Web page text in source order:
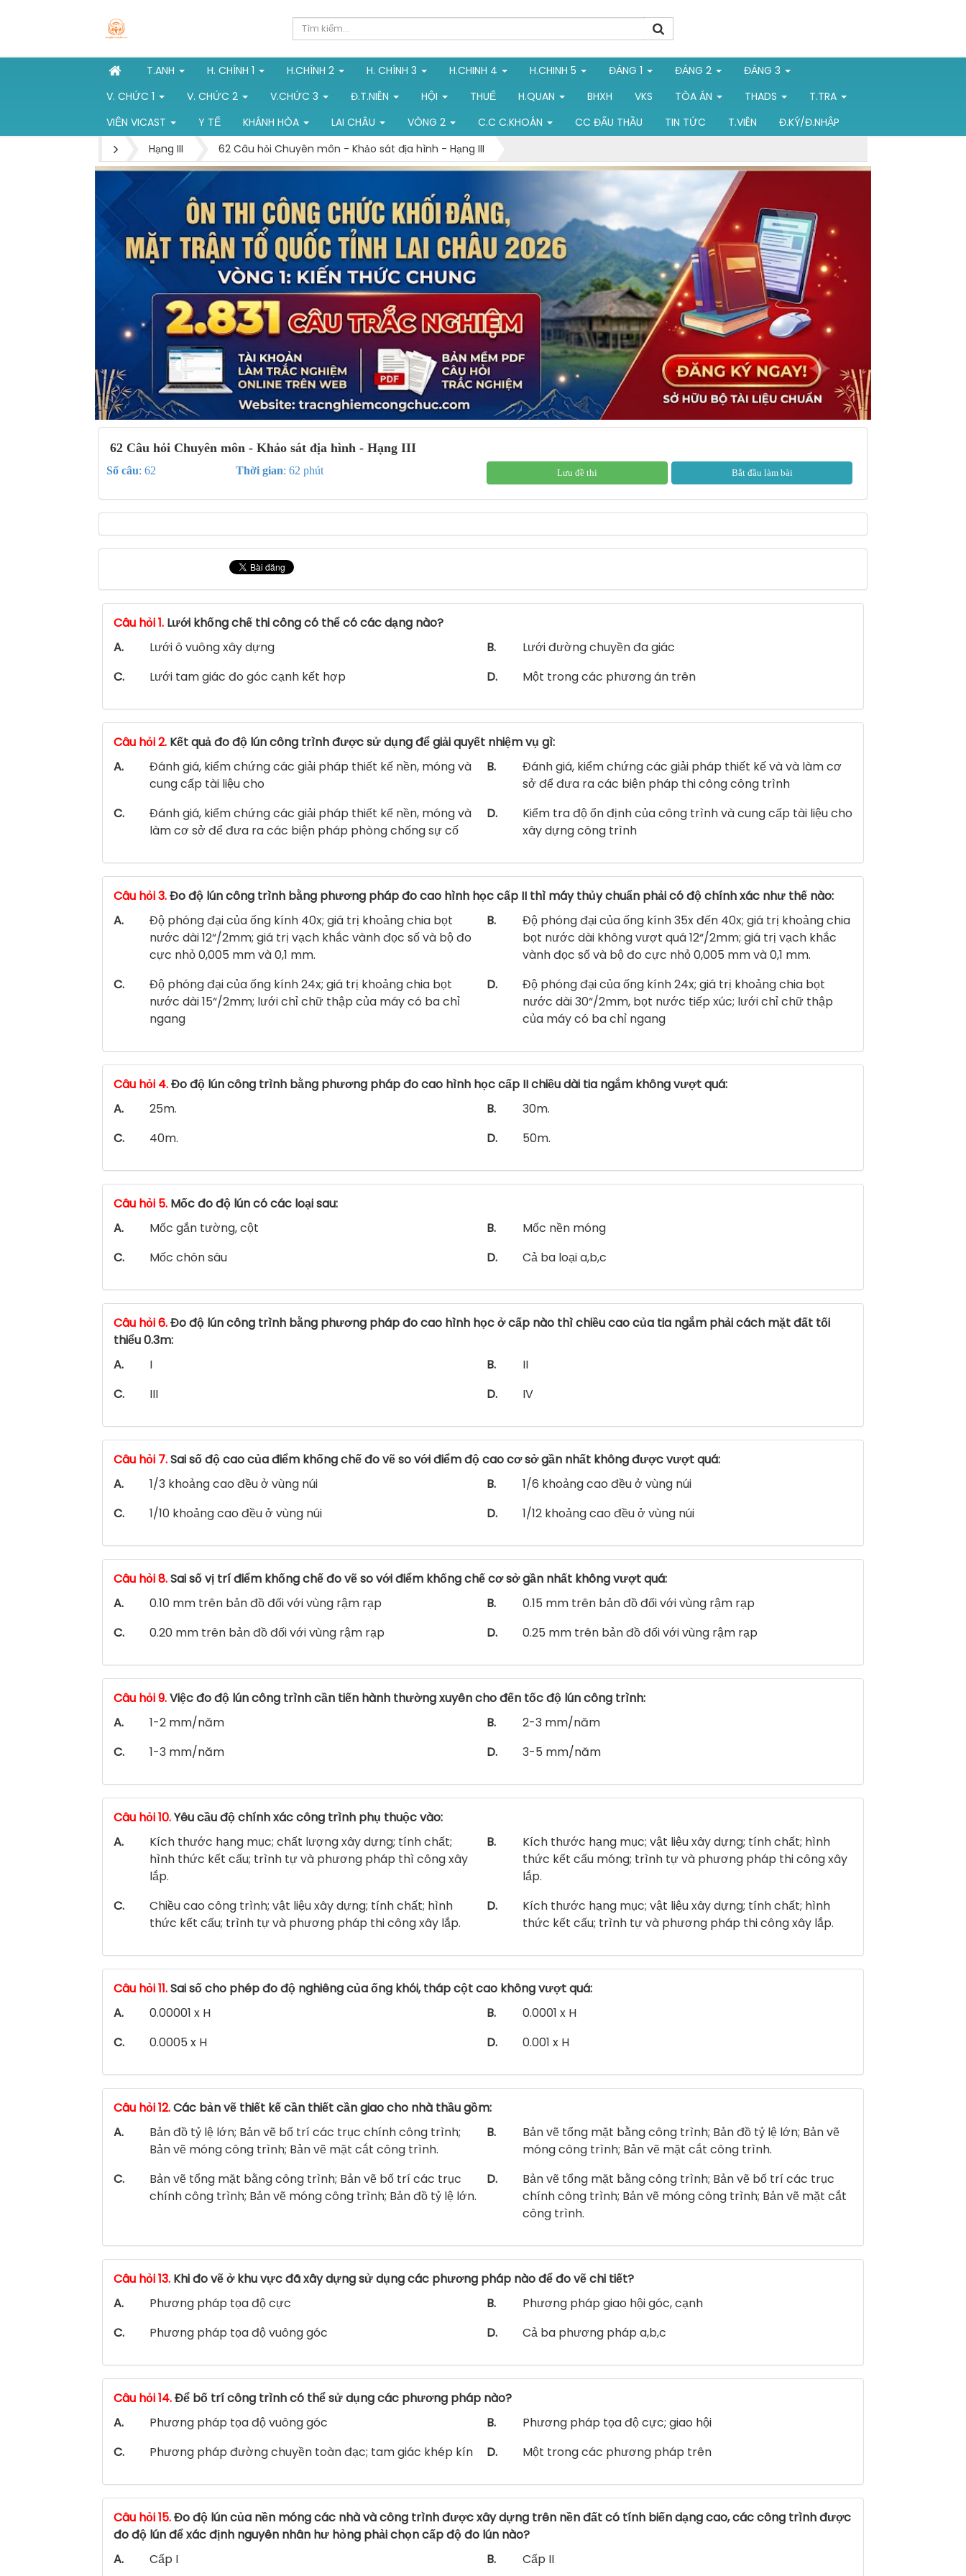
T.ANH H. CHÍNH 1 H.CHÍNH 2 H. CHÍNH 3 H.CHINH 4 H.CHINH 5 ĐẢNG 1 ĐẢNG 2
ĐẢNG 3
V. CHỨC 1
V. CHỨC 2 V.CHỨC 3 Đ.T.NIÊN HỘI THUẾ H.QUAN BHXH VKS TÒA ÁN THADS
T.TRA
VIỆN VICAST
Y TẾ KHÁNH HÒA LAI CHÂU VÒNG 2 C.C C.KHOÁN CC ĐẤU THẦU TIN TỨC T.VIÊN
Đ.KÝ/Đ.NHẬP
Hạng III
62 Câu hỏi Chuyên môn - Khảo sát địa hình - Hạng III
62 Câu hỏi Chuyên môn - Khảo sát địa hình - Hạng III
Số câu: 62 Thời gian: 62 phút Lưu đề thi Bắt đầu làm bài
Câu hỏi 1. Lưới khống chế thi công có thể có các dạng nào?
A.
Lưới ô vuông xây dựng B.
Lưới đường chuyền đa giác
C.
Lưới tam giác đo góc cạnh kết hợp D. Một trong các phương án trên
Câu hỏi 2. Kết quả đo độ lún công trình được sử dụng để giải quyết nhiệm vụ gì:
A.
Đánh giá, kiểm chứng các giải pháp thiết kế nền, móng và
cung cấp tài liệu cho
B.
Đánh giá, kiểm chứng các giải pháp thiết kế và và làm cơ
sở để đưa ra các biện pháp thi công công trình
C.
Đánh giá, kiểm chứng các giải pháp thiết kế nền, móng và
làm cơ sở để đưa ra các biện pháp phòng chống sự cố
D.
Kiểm tra độ ổn định của công trình và cung cấp tài liệu cho
xây dựng công trình
Câu hỏi 3.Đo độ lún công trình bằng phương pháp đo cao hình học cấp II thì máy thủy chuẩn phải có độ chính xác như thế nào:
A.
Độ phóng đại của ống kính 40x; giá trị khoảng chia bọt
nước dài 12“/2mm; giá trị vạch khắc vành đọc số và bộ đo
cực nhỏ 0,005 mm và 0,1 mm.
B.
Độ phóng đại của ống kính 35x đến 40x; giá trị khoảng chia
bọt nước dài không vượt quá 12“/2mm; giá trị vạch khắc
vành đọc số và bộ đo cực nhỏ 0,005 mm và 0,1 mm.
C.
Độ phóng đại của ống kính 24x; giá trị khoảng chia bọt
nước dài 15“/2mm; lưới chỉ chữ thập của máy có ba chỉ
ngang
D.
Độ phóng đại của ống kính 24x; giá trị khoảng chia bọt
nước dài 30“/2mm, bọt nước tiếp xúc; lưới chỉ chữ thập
của máy có ba chỉ ngang
Câu hỏi 4.Đo độ lún công trình bằng phương pháp đo cao hình học cấp II chiều dài tia ngắm không vượt quá:
A.
25m. B.
30m.
C.
40m. D. 50m.
Câu hỏi 5. Mốc đo độ lún có các loại sau:
A.
Mốc gắn tường, cột B.
Mốc nền móng
C.
Mốc chôn sâu D. Cả ba loại a,b,c
Câu hỏi 6.Đo độ lún công trình bằng phương pháp đo cao hình học ở cấp nào thì chiều cao của tia ngắm phải cách mặt đất tối
thiểu 0.3m:
A.
I B.
II
C.
III D. IV
Câu hỏi 7.Sai số độ cao của điểm khống chế đo vẽ so với điểm độ cao cơ sở gần nhất không được vượt quá:
A.
1/3 khoảng cao đều ở vùng núi B.
1/6 khoảng cao đều ở vùng núi
C.
1/10 khoảng cao đều ở vùng núi D. 1/12 khoảng cao đều ở vùng núi
Câu hỏi 8.Sai số vị trí điểm khống chế đo vẽ so với điểm khống chế cơ sở gần nhất không vượt quá:
A.
0.10 mm trên bản đồ đối với vùng rậm rạp B.
0.15 mm trên bản đồ đối với vùng rậm rạp
C.
0.20 mm trên bản đồ đối với vùng rậm rạp D. 0.25 mm trên bản đồ đối với vùng rậm rạp
Câu hỏi 9.Việc đo độ lún công trình cần tiến hành thường xuyên cho đến tốc độ lún công trình:
A.
1-2 mm/năm B.
2-3 mm/năm
C.
1-3 mm/năm D. 3-5 mm/năm
Câu hỏi 10.Yêu cầu độ chính xác công trình phụ thuộc vào:
A.
Kích thước hạng mục; chất lượng xây dựng; tính chất;
hình thức kết cấu; trình tự và phương pháp thì công xây
lắp.
B.
Kích thước hạng mục; vật liệu xây dựng; tính chất; hình
thức kết cấu móng; trình tự và phương pháp thi công xây
lắp.
C.
Chiều cao công trình; vật liệu xây dựng; tính chất; hình
thức kết cấu; trình tự và phương pháp thi công xây lắp.
D.
Kích thước hạng mục; vật liệu xây dựng; tính chất; hình
thức kết cấu; trình tự và phương pháp thi công xây lắp.
Câu hỏi 11.Sai số cho phép đo độ nghiêng của ống khói, tháp cột cao không vượt quá:
A.
0.00001 x H B.
0.0001 x H
C.
0.0005 x H D. 0.001 x H
Câu hỏi 12.Các bản vẽ thiết kế cần thiết cần giao cho nhà thầu gồm:
A.
Bản đồ tỷ lệ lớn; Bản vẽ bố trí các trục chính công trình;
Bản vẽ móng công trình; Bản vẽ mặt cắt công trình.
B.
Bản vẽ tổng mặt bằng công trình; Bản đồ tỷ lệ lớn; Bản vẽ
móng công trình; Bản vẽ mặt cắt công trình.
C.
Bản vẽ tổng mặt bằng công trình; Bản vẽ bố trí các trục
chính công trình; Bản vẽ móng công trình; Bản đồ tỷ lệ lớn.
D.
Bản vẽ tổng mặt bằng công trình; Bản vẽ bố trí các trục
chính công trình; Bản vẽ móng công trình; Bản vẽ mặt cắt
công trình.
Câu hỏi 13. Khi đo vẽ ở khu vực đã xây dựng sử dụng các phương pháp nào để đo vẽ chi tiết?
A.
Phương pháp tọa độ cực B.
Phương pháp giao hội góc, cạnh
C.
Phương pháp tọa độ vuông góc D. Cả ba phương pháp a,b,c
Câu hỏi 14.Để bố trí công trình có thể sử dụng các phương pháp nào?
A.
Phương pháp tọa độ vuông góc B.
Phương pháp tọa độ cực; giao hội
C.
Phương pháp đường chuyền toàn đạc; tam giác khép kín D. Một trong các phương pháp trên
Câu hỏi 15.Đo độ lún của nền móng các nhà và công trình được xây dựng trên nền đất có tính biến dạng cao, các công trình được
đo độ lún để xác định nguyên nhân hư hỏng phải chọn cấp độ đo lún nào?
A.
Cấp I B. Cấp II